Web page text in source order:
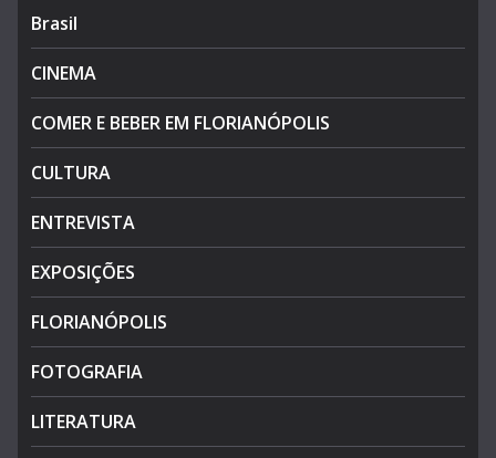
Brasil
CINEMA
COMER E BEBER EM FLORIANÓPOLIS
CULTURA
ENTREVISTA
EXPOSIÇÕES
FLORIANÓPOLIS
FOTOGRAFIA
LITERATURA